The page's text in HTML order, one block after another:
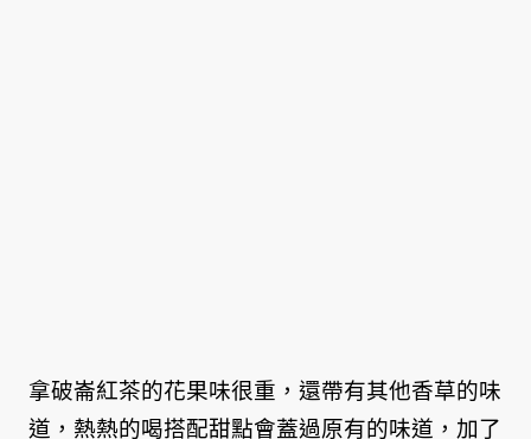
拿破崙紅茶的花果味很重，還帶有其他香草的味
道，熱熱的喝搭配甜點會蓋過原有的味道，加了